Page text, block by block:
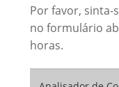
Por favor, sinta-
no formulário
horas.